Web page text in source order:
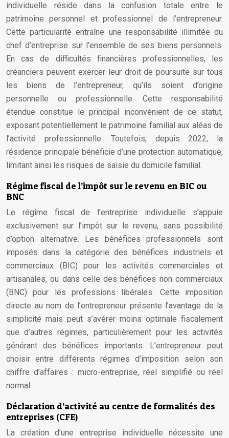
individuelle réside dans la confusion totale entre le
patrimoine personnel et professionnel de l’entrepreneur.
Cette particularité entraîne une responsabilité illimitée du
chef d’entreprise sur l’ensemble de ses biens personnels.
En cas de difficultés financières professionnelles, les
créanciers peuvent exercer leur droit de poursuite sur tous
les biens de l’entrepreneur, qu’ils soient d’origine
personnelle ou professionnelle. Cette responsabilité
étendue constitue le principal inconvénient de ce statut,
exposant potentiellement le patrimoine familial aux aléas de
l’activité professionnelle. Toutefois, depuis 2022, la
résidence principale bénéficie d’une protection automatique,
limitant ainsi les risques de saisie du domicile familial.
Régime fiscal de l’impôt sur le revenu en BIC ou
BNC
Le régime fiscal de l’entreprise individuelle s’appuie
exclusivement sur l’impôt sur le revenu, sans possibilité
d’option alternative. Les bénéfices professionnels sont
imposés dans la catégorie des bénéfices industriels et
commerciaux (BIC) pour les activités commerciales et
artisanales, ou dans celle des bénéfices non commerciaux
(BNC) pour les professions libérales. Cette imposition
directe au nom de l’entrepreneur présente l’avantage de la
simplicité mais peut s’avérer moins optimale fiscalement
que d’autres régimes, particulièrement pour les activités
générant des bénéfices importants. L’entrepreneur peut
choisir entre différents régimes d’imposition selon son
chiffre d’affaires : micro-entreprise, réel simplifié ou réel
normal.
Déclaration d’activité au centre de formalités des
entreprises (CFE)
La création d’une entreprise individuelle nécessite une